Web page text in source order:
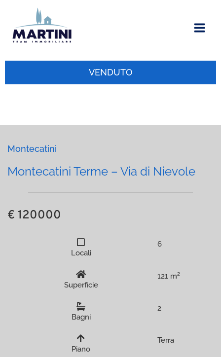
contenuto
VENDUTO
Montecatini
Montecatini Terme – Via di Nievole
€ 120000
Locali
6
Superficie
121 m²
Bagni
2
Piano
Terra